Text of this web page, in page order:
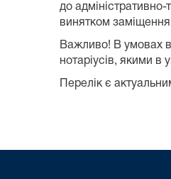
до адміністративно-
винятком заміщення
Важливо! В умовах
нотаріусів, якими в
Перелік є